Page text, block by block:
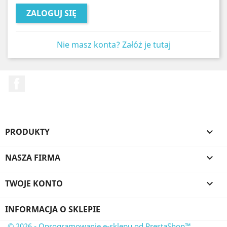
ZALOGUJ SIĘ
Nie masz konta? Załóż je tutaj
PRODUKTY 
NASZA FIRMA 
TWOJE KONTO 
INFORMACJA O SKLEPIE